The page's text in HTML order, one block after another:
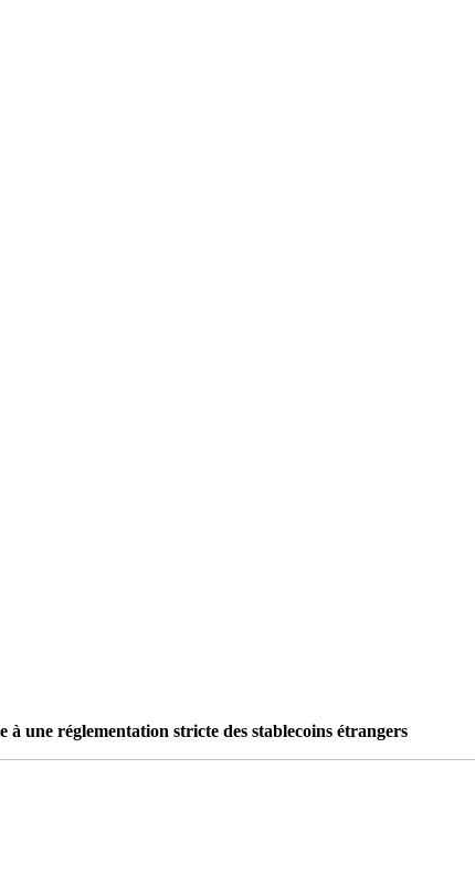
une réglementation stricte des stablecoins étrangers